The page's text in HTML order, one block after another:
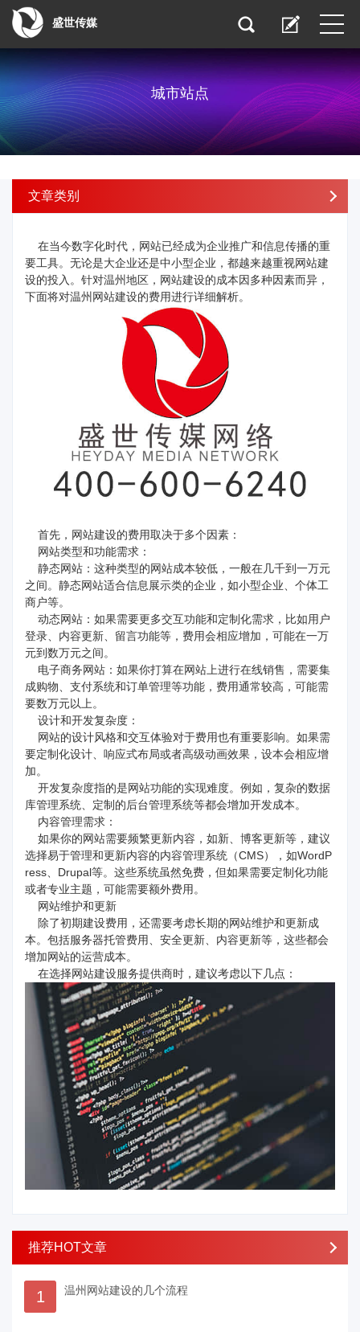
盛世传媒
城市站点
文章类别
在当今数字化时代，网站已经成为企业推广和信息传播的重
要工具。无论是大企业还是中小型企业，都越来越重视网站建
设的投入。针对温州地区，网站建设的成本因多种因素而异，
下面将对温州网站建设的费用进行详细解析。
首先，网站建设的费用取决于多个因素：
网站类型和功能需求：
静态网站：这种类型的网站成本较低，一般在几千到一万元
之间。静态网站适合信息展示类的企业，如小型企业、个体工
商户等。
动态网站：如果需要更多交互功能和定制化需求，比如用户
登录、内容更新、留言功能等，费用会相应增加，可能在一万
元到数万元之间。
电子商务网站：如果你打算在网站上进行在线销售，需要集
成购物、支付系统和订单管理等功能，费用通常较高，可能需
要数万元以上。
设计和开发复杂度：
网站的设计风格和交互体验对于费用也有重要影响。如果需
要定制化设计、响应式布局或者高级动画效果，设本会相应增
加。
开发复杂度指的是网站功能的实现难度。例如，复杂的数据
库管理系统、定制的后台管理系统等都会增加开发成本。
内容管理需求：
如果你的网站需要频繁更新内容，如新、博客更新等，建议
选择易于管理和更新内容的内容管理系统（CMS），如WordP
ress、Drupal等。这些系统虽然免费，但如果需要定制化功能
或者专业主题，可能需要额外费用。
网站维护和更新
除了初期建设费用，还需要考虑长期的网站维护和更新成
本。包括服务器托管费用、安全更新、内容更新等，这些都会
增加网站的运营成本。
在选择网站建设服务提供商时，建议考虑以下几点：
推荐HOT文章
1 温州网站建设的几个流程